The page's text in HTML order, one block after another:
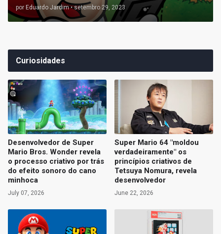
por Eduardo Jardim • setembro 29, 2023
Curiosidades
Desenvolvedor de Super
Mario Bros. Wonder revela
o processo criativo por trás
do efeito sonoro do cano
minhoca
July 07, 2026
Super Mario 64 "moldou
verdadeiramente" os
princípios criativos de
Tetsuya Nomura, revela
desenvolvedor
June 22, 2026